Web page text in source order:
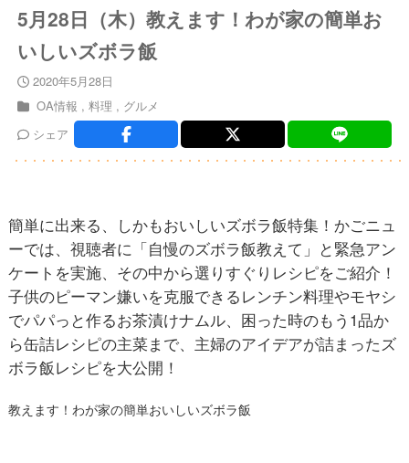
5月28日（木）教えます！わが家の簡単お
いしいズボラ飯
2020年5月28日
OA情報
料理
グルメ
シェア
簡単に出来る、しかもおいしいズボラ飯特集！かごニュ
ーでは、視聴者に「自慢のズボラ飯教えて」と緊急アン
ケートを実施、その中から選りすぐりレシピをご紹介！
子供のピーマン嫌いを克服できるレンチン料理やモヤシ
でパパっと作るお茶漬けナムル、困った時のもう1品か
ら缶詰レシピの主菜まで、主婦のアイデアが詰まったズ
ボラ飯レシピを大公開！
教えます！わが家の簡単おいしいズボラ飯